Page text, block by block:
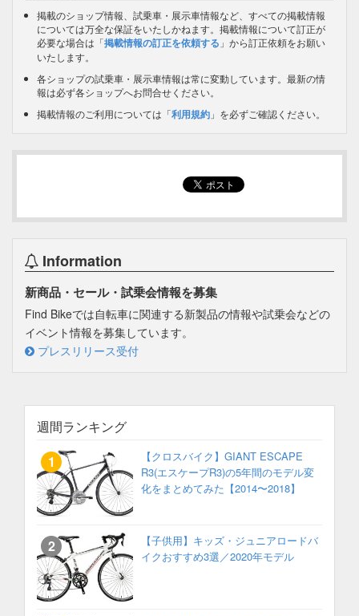
掲載のショップ情報、試乗車・展示車情報など、すべての掲載情報
については万全な保証をいたしかねます。掲載情報について訂正が
必要な場合は「掲載情報の訂正を依頼する 」から訂正依頼をお願い
いたします。
各ショップの試乗車・展示車情報は常に変動しています。最新の情
報は必ず各ショップへお問合せください。
掲載情報のご利用については「利用規約 」を必ずご確認ください。
Information
新商品・セール・試乗会情報を募集
Find Bikeでは自転車に関連する新製品の情報や試乗会などの
イベント情報を募集しています。
プレスリリース受付
週間ランキング
【クロスバイク】GIANT ESCAPE
R3(エスケープR3)の5年間のモデル変
化をまとめてみた【2014〜2018】
【子供用】キッズ・ジュニアロードバ
イクおすすめ3選／2020年モデル